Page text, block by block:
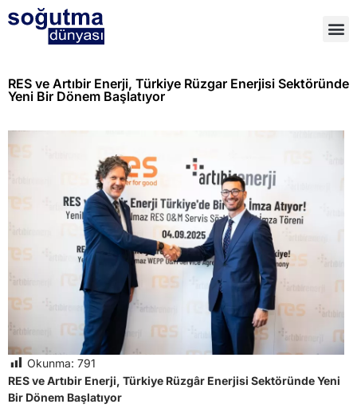
RES ve Artıbir Enerji, Türkiye Rüzgar Enerjisi Sektöründe
Yeni Bir Dönem Başlatıyor
Okunma: 791
RES ve Artıbir Enerji, Türkiye Rüzgâr Enerjisi Sektöründe Yeni
Bir Dönem Başlatıyor